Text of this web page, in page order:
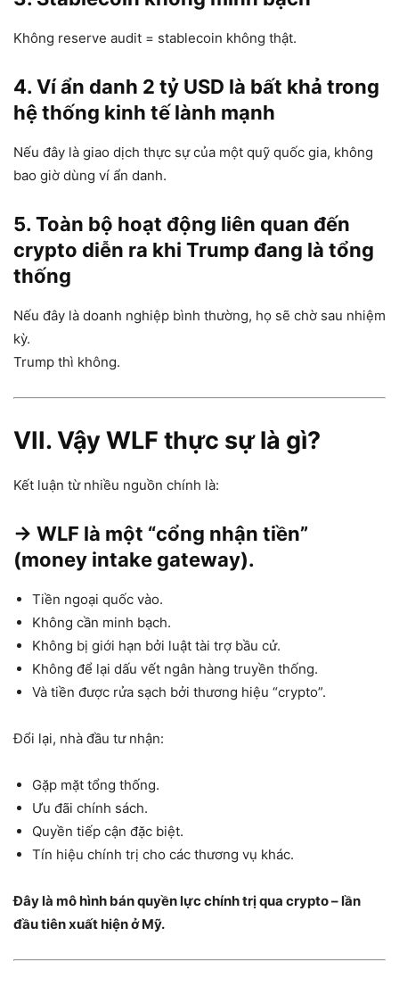
Không reserve audit = stablecoin không thật.
4. Ví ẩn danh 2 tỷ USD là bất khả trong
hệ thống kinh tế lành mạnh
Nếu đây là giao dịch thực sự của một quỹ quốc gia, không
bao giờ dùng ví ẩn danh.
5. Toàn bộ hoạt động liên quan đến
crypto diễn ra khi Trump đang là tổng
thống
Nếu đây là doanh nghiệp bình thường, họ sẽ chờ sau nhiệm
kỳ.
Trump thì không.
VII. Vậy WLF thực sự là gì?
Kết luận từ nhiều nguồn chính là:
→ WLF là một “cổng nhận tiền”
(money intake gateway).
Tiền ngoại quốc vào.
Không cần minh bạch.
Không bị giới hạn bởi luật tài trợ bầu cử.
Không để lại dấu vết ngân hàng truyền thống.
Và tiền được rửa sạch bởi thương hiệu “crypto”.
Đổi lại, nhà đầu tư nhận:
Gặp mặt tổng thống.
Ưu đãi chính sách.
Quyền tiếp cận đặc biệt.
Tín hiệu chính trị cho các thương vụ khác.
Đây là mô hình bán quyền lực chính trị qua crypto – lần
đầu tiên xuất hiện ở Mỹ.